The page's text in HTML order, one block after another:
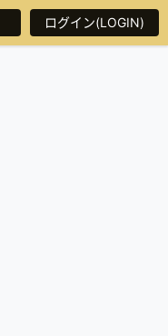
ログイン(LOGIN)